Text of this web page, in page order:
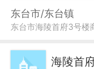
东台市/东台镇
东台市海陵首府3号楼
海陵首